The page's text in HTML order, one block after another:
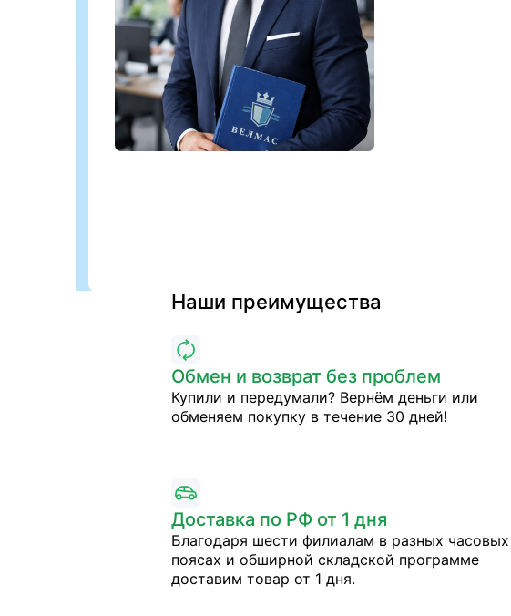
Наши преимущества
Обмен и возврат без проблем
Купили и передумали? Вернём деньги или
обменяем покупку в течение 30 дней!
Доставка по РФ от 1 дня
Благодаря шести филиалам в разных часовых
поясах и обширной складской программе
доставим товар от 1 дня.